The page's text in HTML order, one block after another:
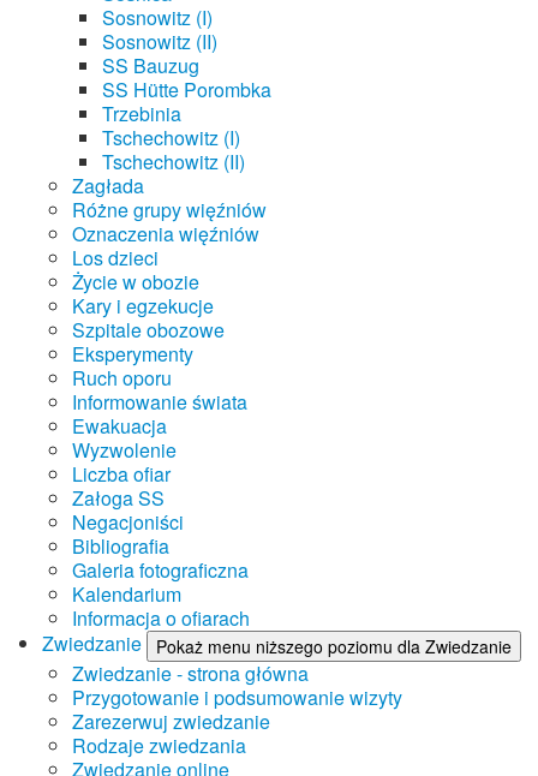
Sosnowitz (I)
Sosnowitz (II)
SS Bauzug
SS Hütte Porombka
Trzebinia
Tschechowitz (I)
Tschechowitz (II)
Zagłada
Różne grupy więźniów
Oznaczenia więźniów
Los dzieci
Życie w obozie
Kary i egzekucje
Szpitale obozowe
Eksperymenty
Ruch oporu
Informowanie świata
Ewakuacja
Wyzwolenie
Liczba ofiar
Załoga SS
Negacjoniści
Bibliografia
Galeria fotograficzna
Kalendarium
Informacja o ofiarach
Zwiedzanie
Pokaż menu niższego poziomu dla Zwiedzanie
Zwiedzanie - strona główna
Przygotowanie i podsumowanie wizyty
Zarezerwuj zwiedzanie
Rodzaje zwiedzania
Zwiedzanie online